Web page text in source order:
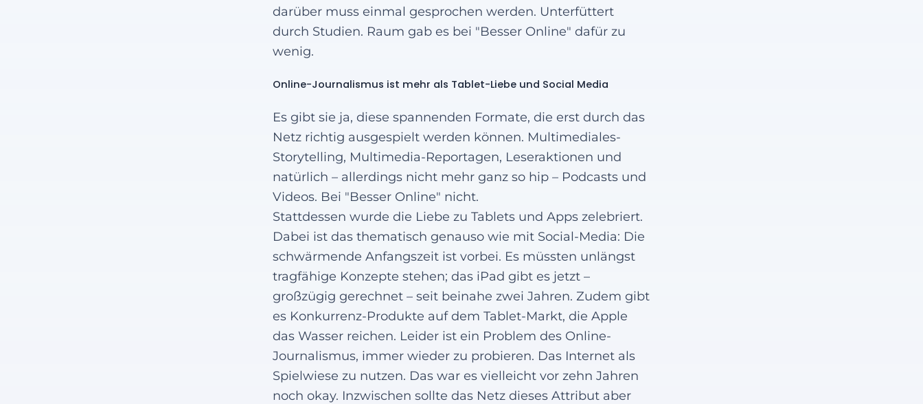
darüber muss einmal gesprochen werden. Unterfüttert
durch Studien. Raum gab es bei "Besser Online" dafür zu
wenig.
Online-Journalismus ist mehr als Tablet-Liebe und Social Media
Es gibt sie ja, diese spannenden Formate, die erst durch das
Netz richtig ausgespielt werden können. Multimediales-
Storytelling, Multimedia-Reportagen, Leseraktionen und
natürlich – allerdings nicht mehr ganz so hip – Podcasts und
Videos. Bei "Besser Online" nicht.
Stattdessen wurde die Liebe zu Tablets und Apps zelebriert.
Dabei ist das thematisch genauso wie mit Social-Media: Die
schwärmende Anfangszeit ist vorbei. Es müssten unlängst
tragfähige Konzepte stehen; das iPad gibt es jetzt –
großzügig gerechnet – seit beinahe zwei Jahren. Zudem gibt
es Konkurrenz-Produkte auf dem Tablet-Markt, die Apple
das Wasser reichen. Leider ist ein Problem des Online-
Journalismus, immer wieder zu probieren. Das Internet als
Spielwiese zu nutzen. Das war es vielleicht vor zehn Jahren
noch okay. Inzwischen sollte das Netz dieses Attribut aber